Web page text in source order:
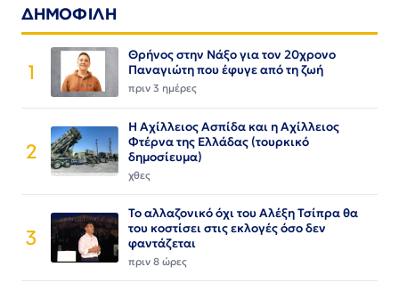
ΔΗΜΟΦΙΛΗ
1
Θρήνος στην Νάξο για τον 20χρονο
Παναγιώτη που έφυγε από τη ζωή
πριν 3 ημέρες
2
Η Αχίλλειος Ασπίδα και η Αχίλλειος
Φτέρνα της Ελλάδας (τουρκικό
δημοσίευμα)
χθες
3
Το αλλαζονικό όχι του Αλέξη Τσίπρα θα
του κοστίσει στις εκλογές όσο δεν
φαντάζεται
πριν 8 ώρες